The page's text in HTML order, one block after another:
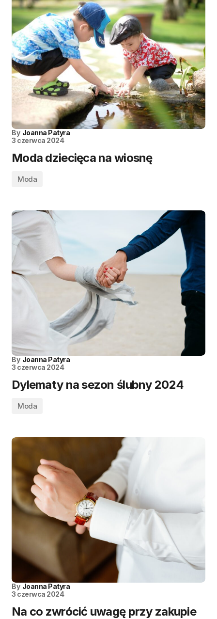
By Joanna Patyra
3 czerwca 2024
Moda dziecięca na wiosnę
Moda
By Joanna Patyra
3 czerwca 2024
Dylematy na sezon ślubny 2024
Moda
By Joanna Patyra
3 czerwca 2024
Na co zwrócić uwagę przy zakupie